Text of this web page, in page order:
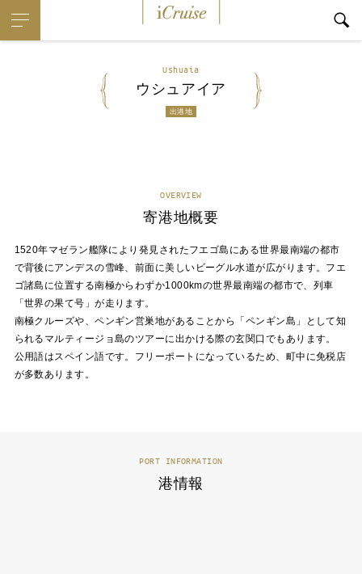
Ushuaia
ウシュアイア
出港地
OVERVIEW
寄港地概要
1520年マゼラン艦隊により発見されたフエゴ島にある世界最南端の都市
で背後にアンデスの雪峰、前面に美しいビーグル水道が広がります。フエ
ゴ諸島に位置する南極からわずか1000kmの世界最南端の都市で、列車
「世界の果て号」が走ります。
南極クルーズや、ペンギン営巣地があることから「ペンギン島」として知
られるマルティージョ島のツアーに出かける際の玄関口でもあります。
公用語はスペイン語です。フリーポートになっているため、町中に免税店
が多数あります。
PORT INFORMATION
港情報